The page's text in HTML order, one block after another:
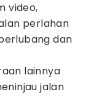
video,
perlahan
dan
lainnya
jalan